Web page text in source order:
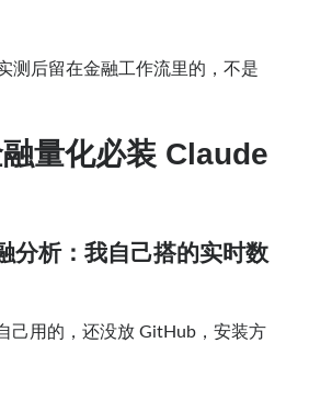
测后留在金融工作流里的，不是
量化必装 Claude
分析：我自己搭的实时数
己用的，还没放 GitHub，安装方